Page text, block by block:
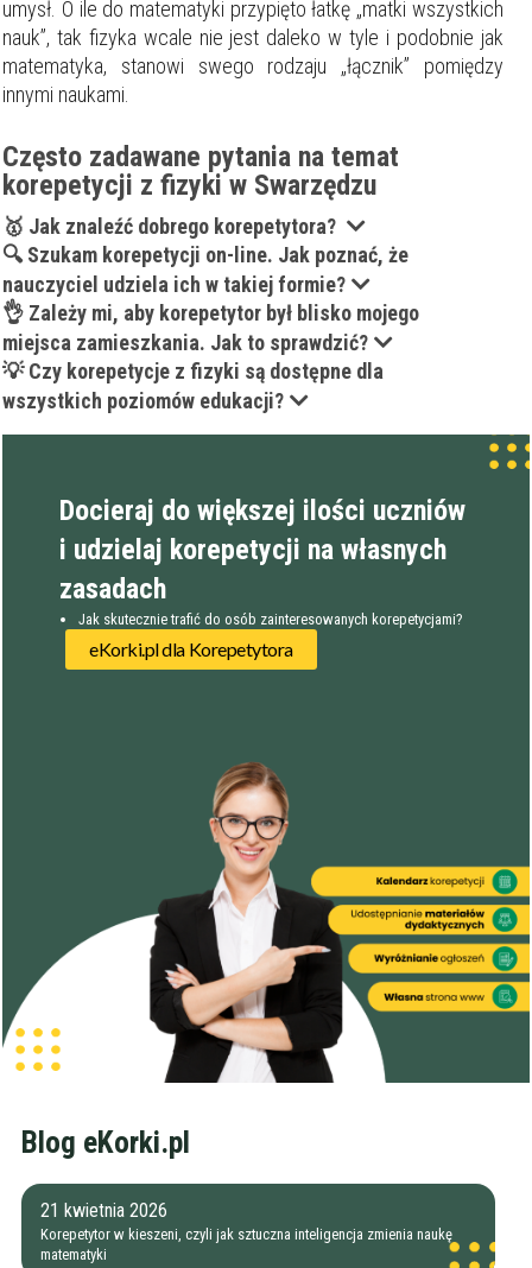
Moja lokalizacja
Maksymalna cena
darmowa lekcja próbna
kalendarz korepetycji
Zakres nauczania
Nauczanie przedszkolne
Szkoła podstawowa
Gimnazjum
Liceum
Przygotowania do matury
Dorośli
Miejsce korepetycji
u ucznia
u korepetytora
online
Wykształcenie
korepetytora
Doświadczenie
korepetytora
Minimum
Staż korepetytora Minimum lat
Anuluj Filtruj
umysł. O ile do matematyki przypięto łatkę „matki wszystkich
nauk”, tak fizyka wcale nie jest daleko w tyle i podobnie jak
matematyka, stanowi swego rodzaju „łącznik” pomiędzy
innymi naukami.
Często zadawane pytania na temat
korepetycji z fizyki w Swarzędzu
🥇 Jak znaleźć dobrego korepetytora?
🔍 Szukam korepetycji on-line. Jak poznać, że
nauczyciel udziela ich w takiej formie?
👌 Zależy mi, aby korepetytor był blisko mojego
miejsca zamieszkania. Jak to sprawdzić?
💡 Czy korepetycje z fizyki są dostępne dla
wszystkich poziomów edukacji?
Docieraj do większej ilości uczniów
i udzielaj korepetycji na własnych
zasadach
Jak skutecznie trafić do osób zainteresowanych korepetycjami?
eKorki.pl dla Korepetytora
Blog eKorki.pl
21 kwietnia 2026
Korepetytor w kieszeni, czyli jak sztuczna inteligencja zmienia naukę
matematyki